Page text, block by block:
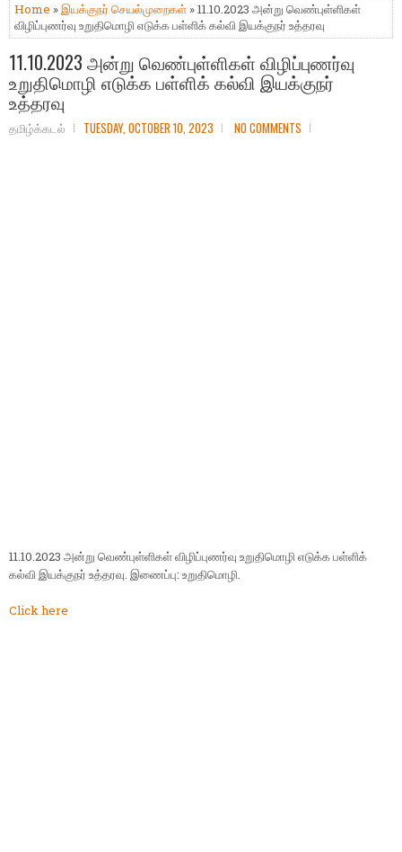
Home »இயக்குநர் செயல்முறைகள் » 11.10.2023 அன்று வெண்புள்ளிகள்
விழிப்புணர்வு உறுதிமொழி எடுக்க பள்ளிக் கல்வி இயக்குநர் உத்தரவு
11.10.2023 அன்று வெண்புள்ளிகள் விழிப்புணர்வு
உறுதிமொழி எடுக்க பள்ளிக் கல்வி இயக்குநர்
உத்தரவு
தமிழ்க்கடல் TUESDAY, OCTOBER 10, 2023 NO COMMENTS
11.10.2023 அன்று வெண்புள்ளிகள் விழிப்புணர்வு உறுதிமொழி எடுக்க பள்ளிக்
கல்வி இயக்குநர் உத்தரவு. இணைப்பு: உறுதிமொழி.
Click here